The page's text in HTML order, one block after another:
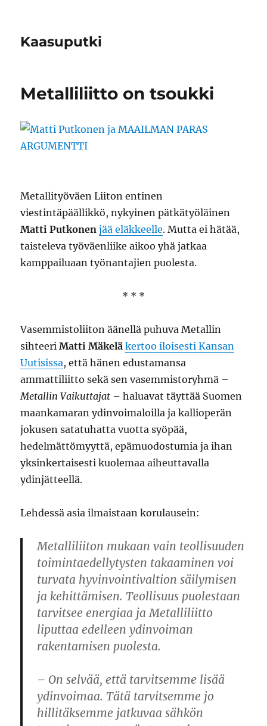
Kaasuputki
Metalliliitto on tsoukki
Metallityöväen Liiton entinen
viestintäpäällikkö, nykyinen pätkätyöläinen
Matti Putkonen jää eläkkeelle. Mutta ei hätää,
taisteleva työväenliike aikoo yhä jatkaa
kamppailuaan työnantajien puolesta.
* * *
Vasemmistoliiton äänellä puhuva Metallin
sihteeriMatti Mäkelä kertoo iloisesti Kansan
Uutisissa, että hänen edustamansa
ammattiliitto sekä sen vasemmistoryhmä –
Metallin Vaikuttajat – haluavat täyttää Suomen
maankamaran ydinvoimaloilla ja kallioperän
jokusen satatuhatta vuotta syöpää,
hedelmättömyyttä, epämuodostumia ja ihan
yksinkertaisesti kuolemaa aiheuttavalla
ydinjätteellä.
Lehdessä asia ilmaistaan korulausein:
Metalliliiton mukaan vain teollisuuden
toimintaedellytysten takaaminen voi
turvata hyvinvointivaltion säilymisen
ja kehittämisen. Teollisuus puolestaan
tarvitsee energiaa ja Metalliliitto
liputtaa edelleen ydinvoiman
rakentamisen puolesta.
– On selvää, että tarvitsemme lisää
ydinvoimaa. Tätä tarvitsemme jo
hillitäksemme jatkuvaa sähkön